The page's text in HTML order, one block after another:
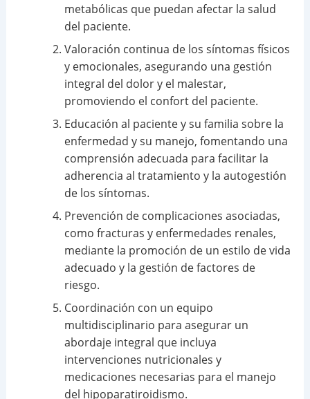
metabólicas que puedan afectar la salud
del paciente.
Valoración continua de los síntomas físicos
y emocionales, asegurando una gestión
integral del dolor y el malestar,
promoviendo el confort del paciente.
Educación al paciente y su familia sobre la
enfermedad y su manejo, fomentando una
comprensión adecuada para facilitar la
adherencia al tratamiento y la autogestión
de los síntomas.
Prevención de complicaciones asociadas,
como fracturas y enfermedades renales,
mediante la promoción de un estilo de vida
adecuado y la gestión de factores de
riesgo.
Coordinación con un equipo
multidisciplinario para asegurar un
abordaje integral que incluya
intervenciones nutricionales y
medicaciones necesarias para el manejo
del hipoparatiroidismo.